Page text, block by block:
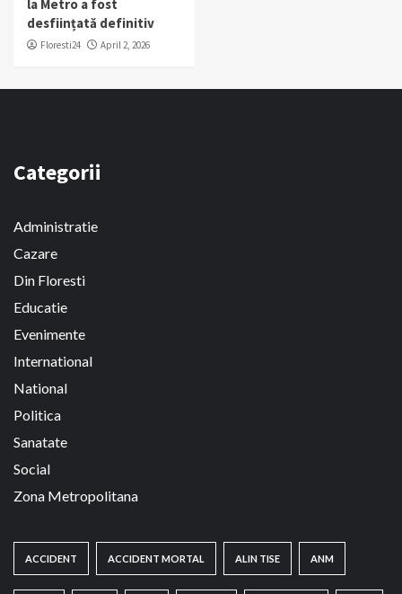
la Metro a fost
desființată definitiv
Floresti24 April 2, 2026
Categorii
Administratie
Cazare
Din Floresti
Educatie
Evenimente
International
National
Politica
Sanatate
Social
Zona Metropolitana
ACCIDENT ACCIDENT MORTAL ALIN TISE ANM